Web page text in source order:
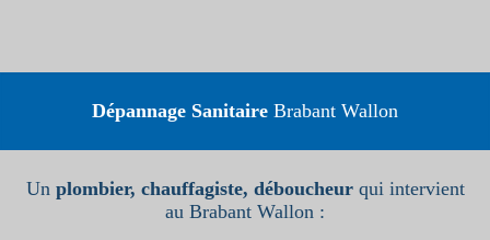
Dépannage Sanitaire Brabant Wallon
Un plombier, chauffagiste, déboucheurqui intervient
au Brabant Wallon :